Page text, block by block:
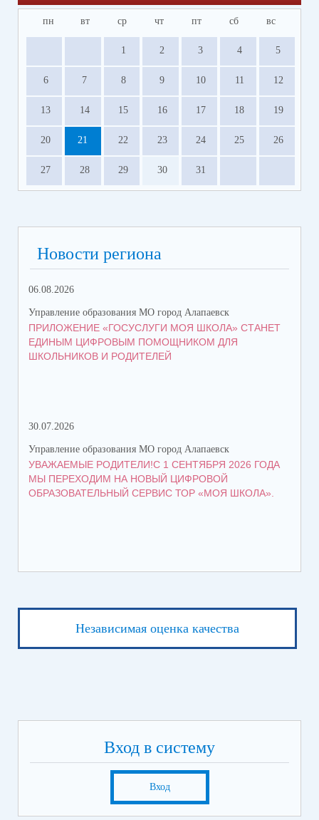
пн вт ср чт пт сб вс
1 2 3 4 5
6 7 8 9 10 11 12
13 14 15 16 17 18 19
20 21 22 23 24 25 26
27 28 29 30 31
Новости региона
06.08.2026
Управление образования МО город Алапаевск
ПРИЛОЖЕНИЕ «ГОСУСЛУГИ МОЯ ШКОЛА» СТАНЕТ
ЕДИНЫМ ЦИФРОВЫМ ПОМОЩНИКОМ ДЛЯ
ШКОЛЬНИКОВ И РОДИТЕЛЕЙ
30.07.2026
Управление образования МО город Алапаевск
УВАЖАЕМЫЕ РОДИТЕЛИ!С 1 СЕНТЯБРЯ 2026 ГОДА
МЫ ПЕРЕХОДИМ НА НОВЫЙ ЦИФРОВОЙ
ОБРАЗОВАТЕЛЬНЫЙ СЕРВИС ТОР «МОЯ ШКОЛА».
Независимая оценка качества
Вход в систему
Вход